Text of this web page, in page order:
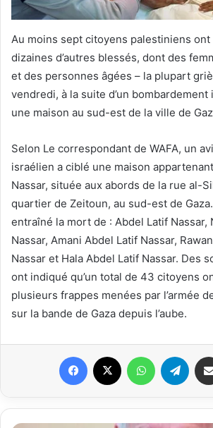
Au moins sept citoyens palestiniens
dizaines d’autres blessés, dont des
et des personnes âgées – la plupart
vendredi, à la suite d’un
une maison au sud-est de la ville de
Selon Le correspondant de WAFA, un
israélien a ciblé une maison
Nassar, située aux abords de la rue al-
quartier de Zeitoun, au sud-est de Gaza.
entraîné la mort de : Abdel Latif Nassar,
Nassar, Amani Abdel Latif Nassar,
Nassar et Hala Abdel Latif Nassar. Des
ont indiqué qu’un total de 43 citoyens
plusieurs frappes menées par l’armée
sur la bande de Gaza depuis l’aube.
Facebook WhatsApp